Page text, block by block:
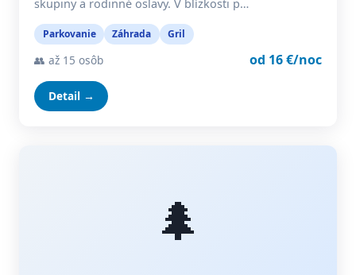
skupiny a rodinné oslavy. V blízkosti p…
Parkovanie Záhrada Gril
👥 až 15 osôb od 16 €/noc
Detail →
🌲